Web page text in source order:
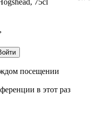
75cl
посещении
в этот раз